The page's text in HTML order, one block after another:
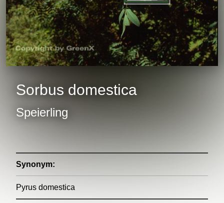
Sorbus domestica
Speierling
Synonym:
Pyrus domestica